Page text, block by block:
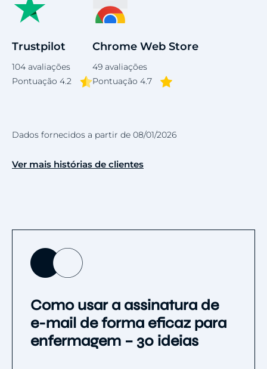
Trustpilot
104 avaliações
Pontuação 4.2
Chrome Web Store
49 avaliações
Pontuação 4.7
Dados fornecidos a partir de 08/01/2026
Ver mais histórias de clientes
Como usar a assinatura de
e-mail de forma eficaz para
enfermagem – 30 ideias